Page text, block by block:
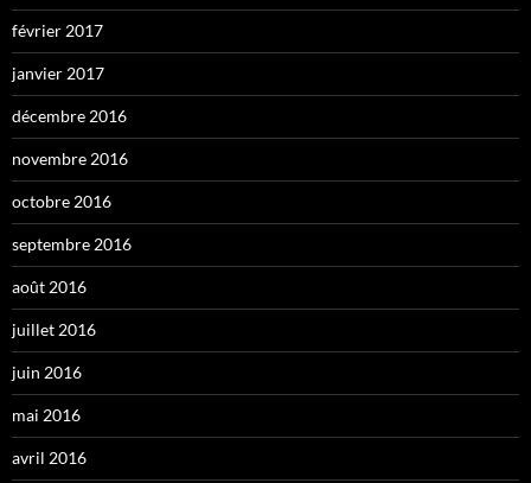
février 2017
janvier 2017
décembre 2016
novembre 2016
octobre 2016
septembre 2016
août 2016
juillet 2016
juin 2016
mai 2016
avril 2016